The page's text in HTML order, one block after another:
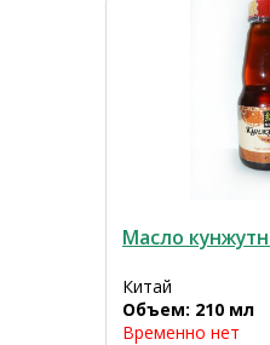
Масло
Китай
Объем: 210 мл
Временно нет